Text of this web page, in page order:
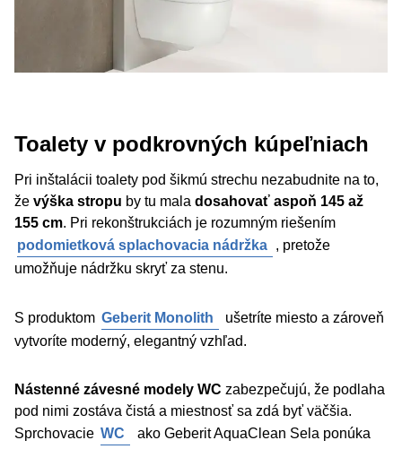
Toalety v podkrovných kúpeľniach
Pri inštalácii toalety pod šikmú strechu nezabudnite na to,
že výška stropu by tu mala dosahovať aspoň 145 až
155 cm. Pri rekonštrukciách je rozumným riešením
podomietková splachovacia nádržka , pretože
umožňuje nádržku skryť za stenu.
S produktom Geberit Monolith
ušetríte miesto a zároveň
vytvoríte moderný, elegantný vzhľad.
Nástenné závesné modely WC zabezpečujú, že podlaha
pod nimi zostáva čistá a miestnosť sa zdá byť väčšia.
Sprchovacie WC ako Geberit AquaClean Sela ponúka